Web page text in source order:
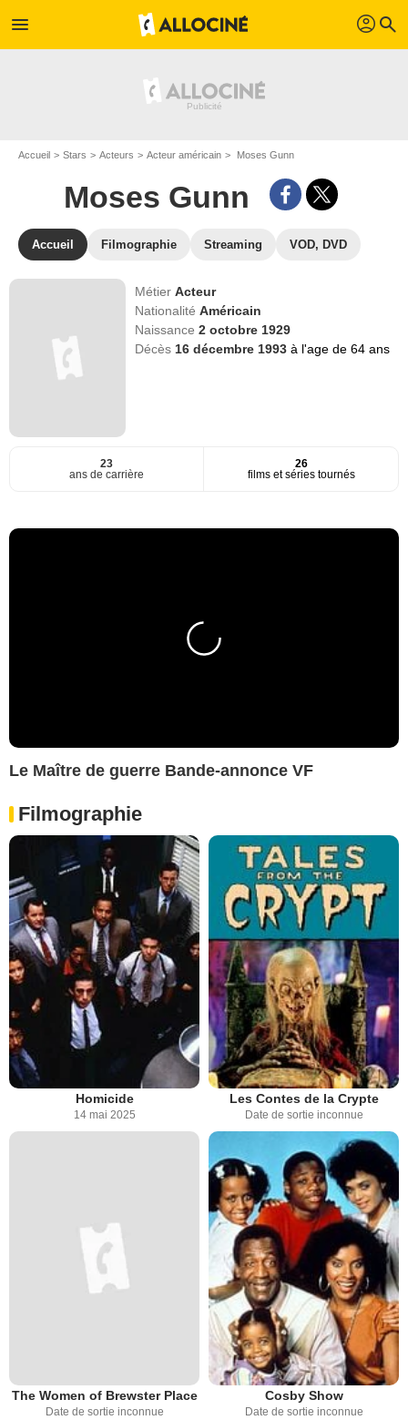
menu profil search
Accueil Stars Acteurs Acteur américain Moses Gunn
Moses Gunn
Accueil Filmographie Streaming VOD, DVD
MétierActeur
NationalitéAméricain
Naissance2 octobre 1929
Décès 16 décembre 1993à l'age de 64 ans
23
ans de carrière
26
films et séries tournés
Le Maître de guerre Bande-annonce VF
Filmographie
Homicide
14 mai 2025
Les Contes de la Crypte
Date de sortie inconnue
The Women of Brewster Place
Date de sortie inconnue
Cosby Show
Date de sortie inconnue